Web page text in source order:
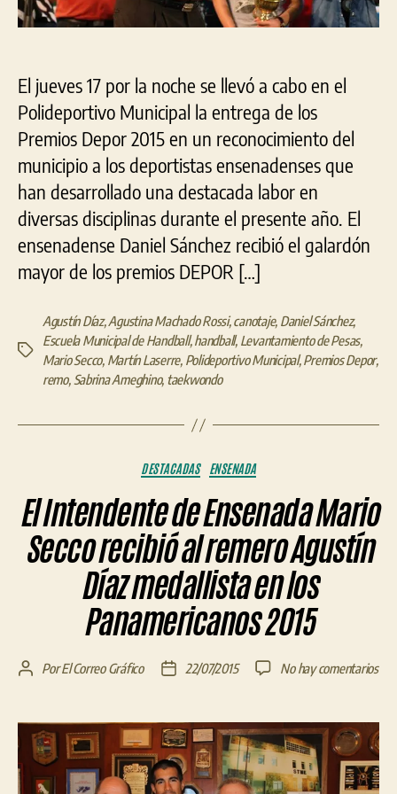
El jueves 17 por la noche se llevó a cabo en el
Polideportivo Municipal la entrega de los
Premios Depor 2015 en un reconocimiento del
municipio a los deportistas ensenadenses que
han desarrollado una destacada labor en
diversas disciplinas durante el presente año. El
ensenadense Daniel Sánchez recibió el galardón
mayor de los premios DEPOR […]
Etiquetas
Agustín Díaz,Agustina Machado Rossi,canotaje, Daniel Sánchez,
Escuela Municipal de Handball,handball, Levantamiento de Pesas,
Mario Secco, Martín Laserre, Polideportivo Municipal,Premios Depor,
remo, Sabrina Ameghino, taekwondo
Categorías
DESTACADAS ENSENADA
El Intendente de Ensenada Mario
Secco recibió al remero Agustín
Díaz medallista en los
Panamericanos 2015
Autor
entrada
PorEl Correo Gráfico
Fecha
entrada
22/07/2015 No hay comentariosen
de